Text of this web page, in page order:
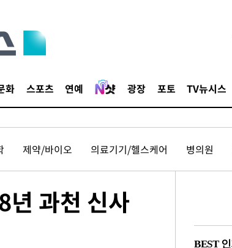
화 스포츠 연예 광장 포토 TV뉴시스
제약/바이오 의료기기/헬스케어 병의원
과천 신사